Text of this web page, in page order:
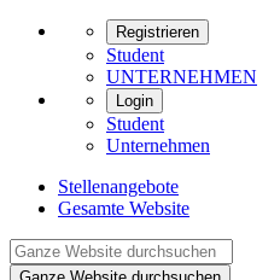
Registrieren
Student
UNTERNEHMEN
Login
Student
Unternehmen
Stellenangebote
Gesamte Website